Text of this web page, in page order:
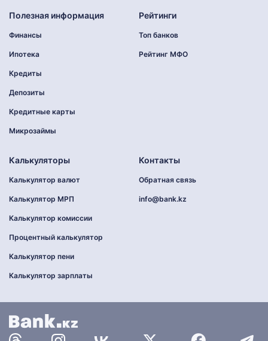
Полезная информация
Финансы
Ипотека
Кредиты
Депозиты
Кредитные карты
Микрозаймы
Рейтинги
Топ банков
Рейтинг МФО
Калькуляторы
Калькулятор валют
Калькулятор МРП
Калькулятор комиссии
Процентный калькулятор
Калькулятор пени
Калькулятор зарплаты
Контакты
Обратная связь
info@bank.kz